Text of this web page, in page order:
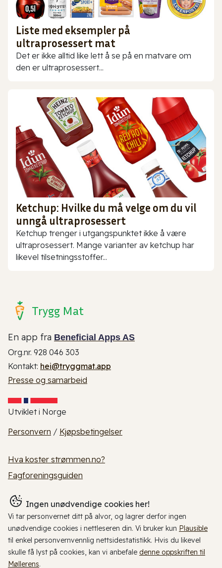
Liste med eksempler på
ultraprosessert mat
Det er ikke alltid like lett å se på en matvare om
den er ultraprosessert...
Ketchup: Hvilke du må velge om du vil
unngå ultraprosessert
Ketchup trenger i utgangspunktet ikke å være
ultraprosessert. Mange varianter av ketchup har
likevel tilsetningsstoffer...
Trygg Mat
En app fra Beneficial Apps AS
Org.nr. 928 046 303
Kontakt: hei@tryggmat.app
Presse og samarbeid
Utviklet i Norge
Personvern / Kjøpsbetingelser
Hva koster strømmen.no?
Fagforeningsguiden
Ingen unødvendige cookies her!
Vi tar personvernet ditt på alvor, og lagrer derfor ingen
unødvendige cookies i nettleseren din. Vi bruker kun Plausible
til enkel personvernvennlig nettsidestatistikk. Hvis du likevel
skulle få lyst på cookies, kan vi anbefale denne oppskriften til
Møllerens.